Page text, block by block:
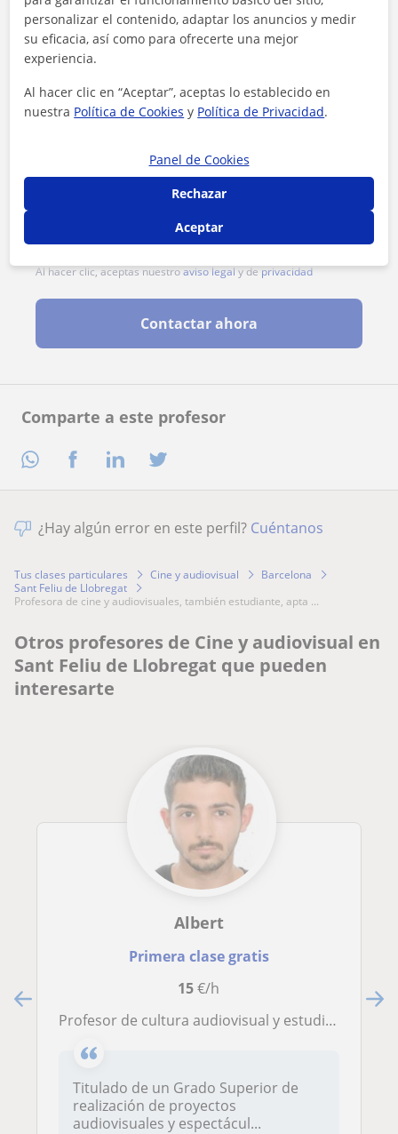
Comparte a este profesor
Al hacer clic, aceptas nuestroaviso legaly deprivacidad
Contactar ahora
¿Hay algún error en este perfil? Cuéntanos
Tus clases particulares Cine y audiovisual
Barcelona
Sant Feliu de Llobregat
profesora de cine y audiovisuales, también estudiante, apta ...
Otros profesores de Cine y audiovisual en
Sant Feliu de Llobregat que pueden
interesarte
Albert
Primera clase gratis
15€/h
Profesor de cultura audiovisual y estudios cinematográficos
Titulado de un Grado Superior de
realización de proyectos
audiovisuales y espectácul...
personalizar el contenido, adaptar los anuncios y medir
su eficacia, así como para ofrecerte una mejor
experiencia.
Al hacer clic en “Aceptar”, aceptas lo establecido en
nuestra Política de Cookies y Política de Privacidad.
Panel de Cookies
Rechazar
Aceptar